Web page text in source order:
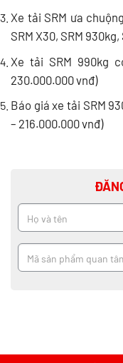
Xe tải SRM ưa
SRM X30, SRM
Xe tải SRM 990kg
230.000.000 vnđ)
Báo giá xe tải SRM
– 216.000.000 vnđ)